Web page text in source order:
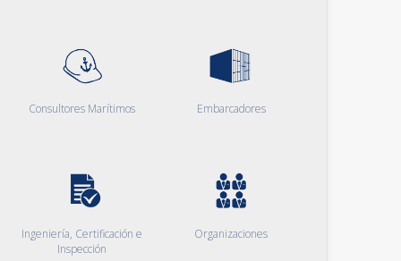
Consultores Marítimos Embarcadores
Ingeniería, Certificación e
Inspección
Organizaciones